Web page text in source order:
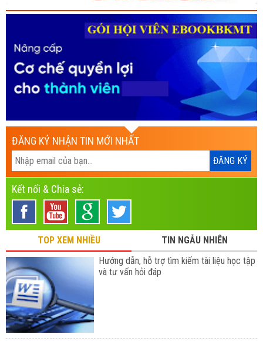
ĐĂNG KÝ NHẬN TIN MỚI NHẤT
Kết nối & Chia sẻ:
TOP XEM NHIỀU
TIN NGẪU NHIÊN
Hướng dẫn, hỗ trợ tìm kiếm tài liệu học tập
và tư vấn hỏi đáp